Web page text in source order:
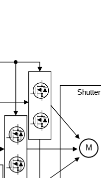
Shutter
M